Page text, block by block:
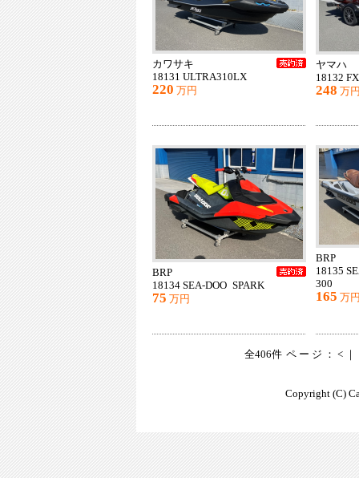
カワサキ
18131 ULTRA310LX
220 万円
ヤマハ
18132
248 万
BRP
18134 SEA-DOO SPARK
75 万円
BRP
18135
300
165 万
全406件 ページ：<｜
Copyright (C)